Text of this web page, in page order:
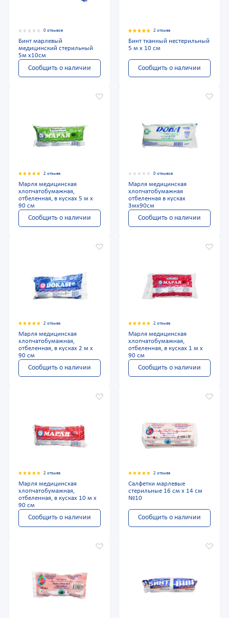
0 отзывов
Бинт марлевый
медицинский стерильный
5м x10см
Сообщить о наличии
2 отзыва
Бинт тканный нестерильный
5 м х 10 см
Сообщить о наличии
2 отзыва
Марля медицинская
хлопчатобумажная,
отбеленная, в кусках 5 м x
90 см
Сообщить о наличии
0 отзывов
Марля медицинская
хлопчатобумажная
отбеленная в кусках
3мx90см
Сообщить о наличии
2 отзыва
Марля медицинская
хлопчатобумажная,
отбеленная, в кусках 2 м x
90 см
Сообщить о наличии
2 отзыва
Марля медицинская
хлопчатобумажная,
отбеленная, в кусках 1 м x
90 см
Сообщить о наличии
2 отзыва
Марля медицинская
хлопчатобумажная,
отбеленная, в кусках 10 м x
90 см
Сообщить о наличии
2 отзыва
Салфетки марлевые
стерильные 16 см x 14 см
№10
Сообщить о наличии